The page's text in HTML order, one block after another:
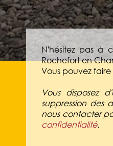
N'hésitez pas à
Rochefort en
Vous pouvez
Vous disposez
suppression des
nous contacter
confidentialité.